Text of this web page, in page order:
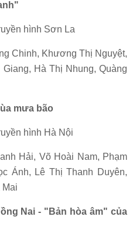
hình Sơn La
Chinh, Khương Thị Nguyệt,
Hà Thị Nhung, Quàng
mưa bão
hình Hà Nội
Hải, Võ Hoài Nam, Phạm
Ánh, Lê Thị Thanh Duyên,
Mai
Nai - "Bản hòa âm" của